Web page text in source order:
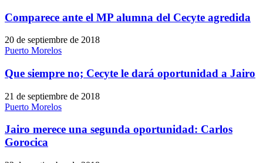
Comparece ante el MP alumna del Cecyte agredida
20 de septiembre de 2018
Puerto Morelos
Que siempre no; Cecyte le dará oportunidad a Jairo
21 de septiembre de 2018
Puerto Morelos
Jairo merece una segunda oportunidad: Carlos
Gorocica